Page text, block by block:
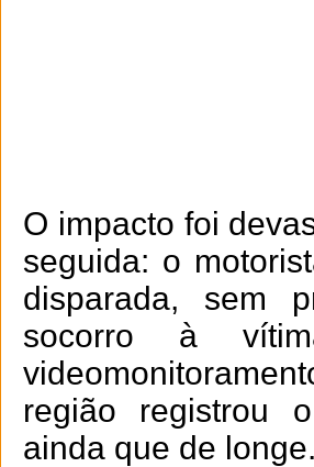
O impacto foi
seguida: o
disparada, sem
socorro à
região registrou
ainda que de